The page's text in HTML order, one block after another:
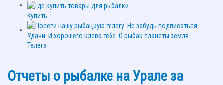
Купить
Телега
Отчеты о рыбалке на Урале за